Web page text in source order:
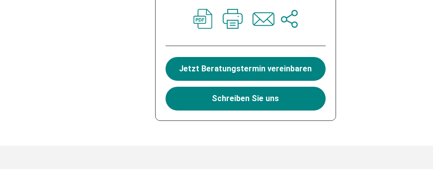
Jetzt Beratungstermin vereinbaren
Schreiben Sie uns
von Google.